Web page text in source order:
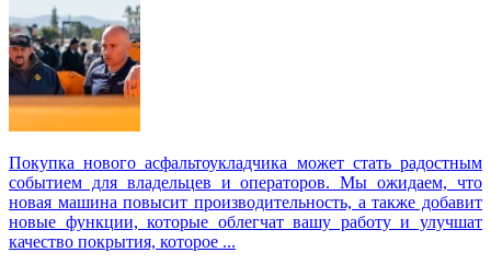
Покупка нового асфальтоукладчика может стать радостным
событием для владельцев и операторов. Мы ожидаем, что
новая машина повысит производительность, а также добавит
новые функции, которые облегчат вашу работу и улучшат
качество покрытия, которое ...